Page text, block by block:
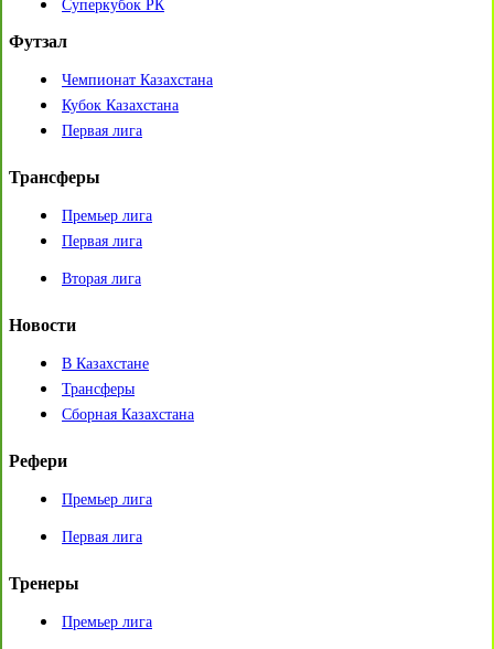
Суперкубок РК
Футзал
Чемпионат Казахстана
Кубок Казахстана
Первая лига
Трансферы
Премьер лига
Первая лига
Вторая лига
Новости
В Казахстане
Трансферы
Сборная Казахстана
Рефери
Премьер лига
Первая лига
Тренеры
Премьер лига